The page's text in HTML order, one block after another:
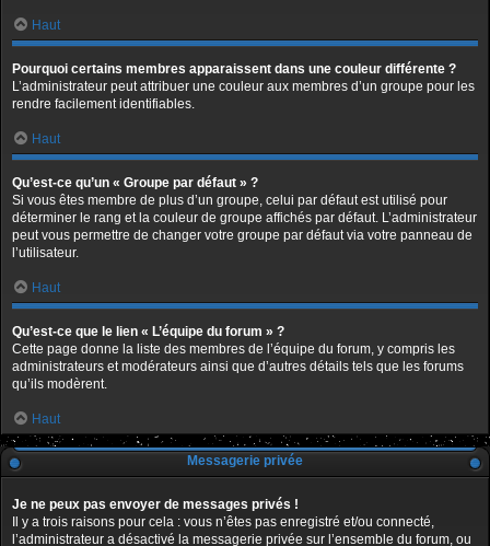
Haut
Pourquoi certains membres apparaissent dans une couleur différente ?
L’administrateur peut attribuer une couleur aux membres d’un groupe pour les
rendre facilement identifiables.
Haut
Qu’est-ce qu’un « Groupe par défaut » ?
Si vous êtes membre de plus d’un groupe, celui par défaut est utilisé pour
déterminer le rang et la couleur de groupe affichés par défaut. L’administrateur
peut vous permettre de changer votre groupe par défaut via votre panneau de
l’utilisateur.
Haut
Qu’est-ce que le lien « L’équipe du forum » ?
Cette page donne la liste des membres de l’équipe du forum, y compris les
administrateurs et modérateurs ainsi que d’autres détails tels que les forums
qu’ils modèrent.
Haut
Messagerie privée
Je ne peux pas envoyer de messages privés !
Il y a trois raisons pour cela : vous n’êtes pas enregistré et/ou connecté,
l’administrateur a désactivé la messagerie privée sur l’ensemble du forum, ou